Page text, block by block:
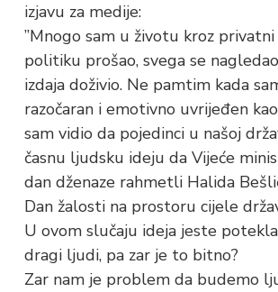
izjavu za medije:
”Mnogo sam u životu kroz privatni
politiku prošao, svega se
izdaja doživio. Ne pamtim kada
razočaran i emotivno uvrijeđen
sam vidio da pojedinci u našoj
časnu ljudsku ideju da Vijeće
dan dženaze rahmetli Halida
Dan žalosti na prostoru cijele
U ovom slučaju ideja jeste
dragi ljudi, pa zar je to bitno?
Zar nam je problem da budemo